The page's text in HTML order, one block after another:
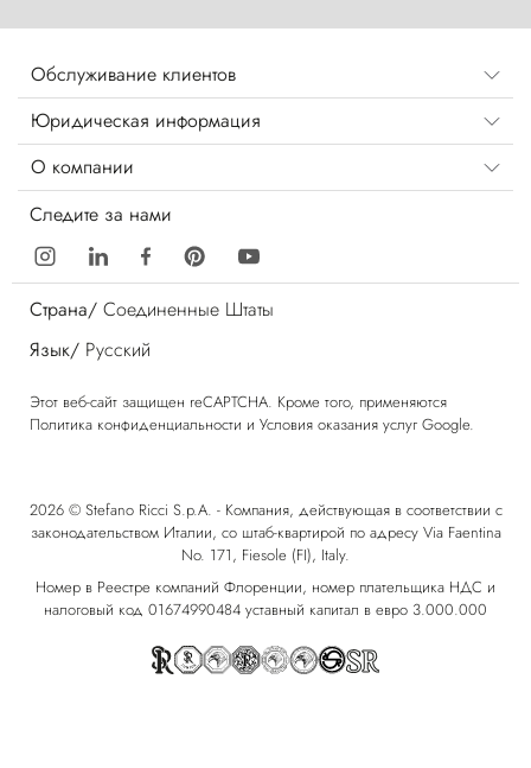
Обслуживание клиентов
Юридическая информация
О компании
Следите за нами
Страна/ Соединенные Штаты
Язык/ Русский
Этот веб-сайт защищен reCAPTCHA. Кроме того, применяются
Политика конфиденциальности и Условия оказания услуг Google.
2026 © Stefano Ricci S.p.A. - Компания, действующая в соответствии с
законодательством Италии, со штаб-квартирой по адресу Via Faentina
No. 171, Fiesole (FI), Italy.
Номер в Реестре компаний Флоренции, номер плательщика НДС и
налоговый код 01674990484 уставный капитал в евро 3.000.000